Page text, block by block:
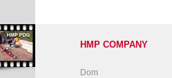
HMP COMPANY
Dom